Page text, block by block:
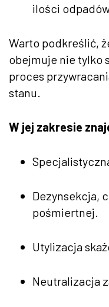
ilości
Warto podkreślić,
obejmuje nie tylko
proces
stanu.
W jej zakresie
Dezynsekcja,
pośmiertnej.
Utylizacja
Neutralizacja